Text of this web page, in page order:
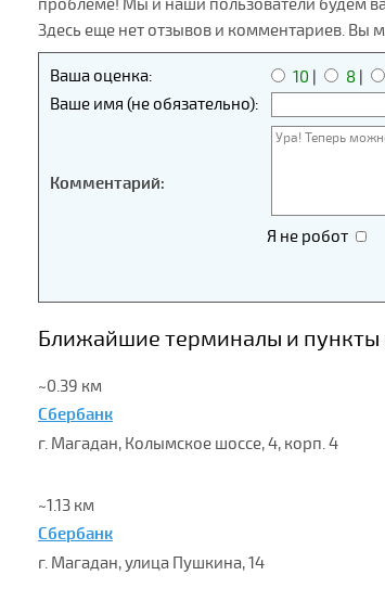
проблеме! Мы и наши пользователи будем
Здесь еще нет отзывов и комментариев. Вы
Ваша оценка: 10 8
Ваше имя (не обязательно):
Комментарий:
Я не робот
Ближайшие терминалы и пункты
~0.39 км
Сбербанк
г. Магадан, Колымское шоссе, 4, корп. 4
~1.13 км
Сбербанк
г. Магадан, улица Пушкина, 14